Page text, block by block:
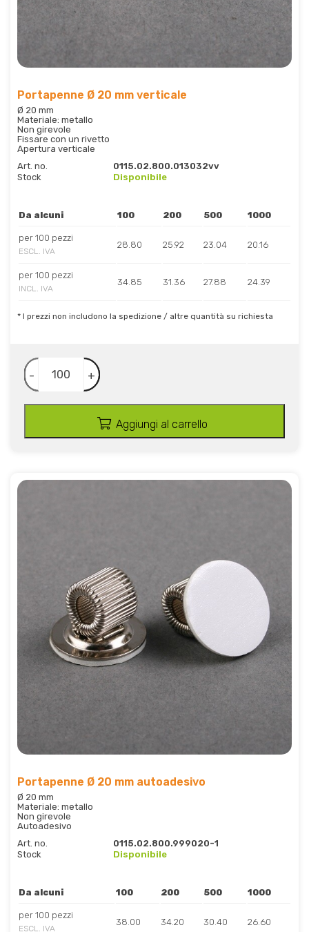
Portapenne Ø 20 mm verticale
Ø 20 mm
Materiale: metallo
Non girevole
Fissare con un rivetto
Apertura verticale
Art. no.
0115.02.800.013032vv
Stock
Disponibile
Da alcuni 100 200 500 1000
per 100 pezzi
ESCL. IVA
28.80 25.92 23.04 20.16
per 100 pezzi
INCL. IVA
34.85 31.36 27.88 24.39
* I prezzi non includono la spedizione / altre quantità su richiesta
- +
Aggiungi al carrello
Portapenne Ø 20 mm autoadesivo
Ø 20 mm
Materiale: metallo
Non girevole
Autoadesivo
Art. no.
0115.02.800.999020-1
Stock
Disponibile
Da alcuni 100 200 500 1000
per 100 pezzi
ESCL. IVA
38.00 34.20 30.40 26.60